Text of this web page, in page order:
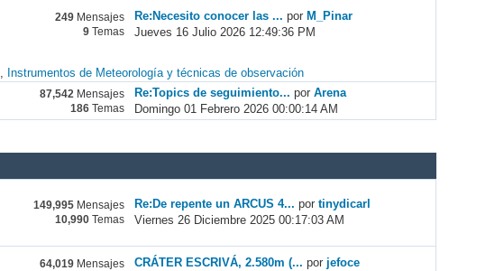
249 Mensajes
9 Temas
Re:Necesito conocer las ... porM_Pinar
Jueves 16 Julio 2026 12:49:36 PM
Instrumentos de Meteorología y técnicas de observación
87,542 Mensajes
186 Temas
Re:Topics de seguimiento... porArena
Domingo 01 Febrero 2026 00:00:14 AM
149,995 Mensajes
10,990 Temas
Re:De repente un ARCUS 4... portinydicarl
Viernes 26 Diciembre 2025 00:17:03 AM
64,019 Mensajes
CRÁTER ESCRIVÁ, 2.580m (... por jefoce